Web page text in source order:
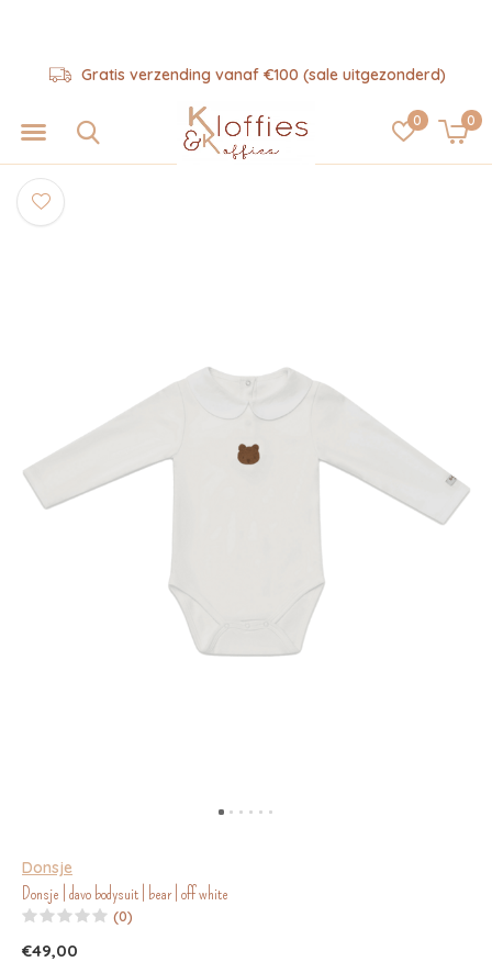
0 0
Gratis verzending vanaf €100 (sale uitgezonderd)
Donsje
Donsje | davo bodysuit | bear | off white
(0)
€49,00